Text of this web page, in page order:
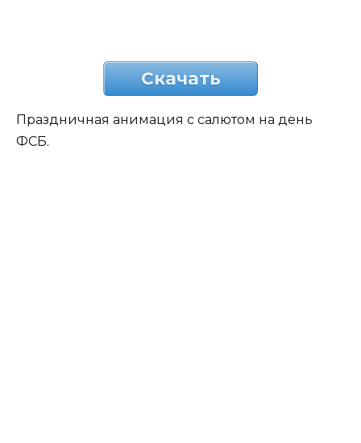
Скачать
Праздничная анимация с салютом на день
ФСБ.